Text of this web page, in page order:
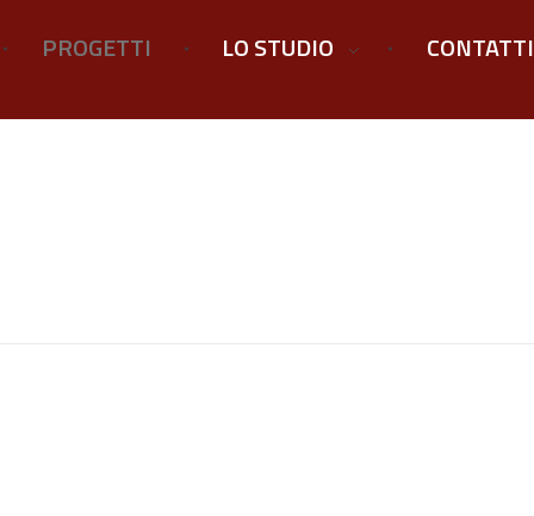
PROGETTI LO STUDIO CONTATTI